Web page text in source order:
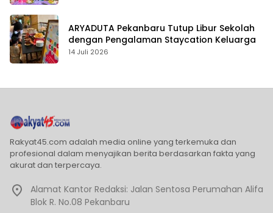
ARYADUTA Pekanbaru Tutup Libur Sekolah
dengan Pengalaman Staycation Keluarga
14 Juli 2026
Rakyat45.com adalah media online yang terkemuka dan
profesional dalam menyajikan berita berdasarkan fakta yang
akurat dan terpercaya.
Alamat Kantor Redaksi: Jalan Sentosa Perumahan Alifa
Blok R. No.08 Pekanbaru